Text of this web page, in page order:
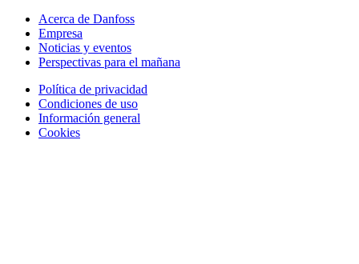
Acerca de Danfoss
Empresa
Noticias y eventos
Perspectivas para el mañana
Política de privacidad
Condiciones de uso
Información general
Cookies